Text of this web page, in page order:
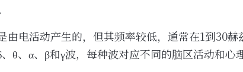
由电活动产生的，但其频率较低，通常在1到30
θ、α、β和γ波，每种波对应不同的脑区活动和心